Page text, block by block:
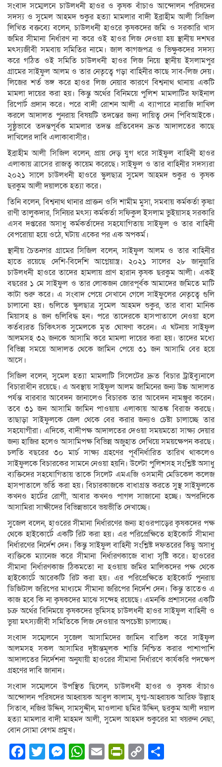
সংবাদ সম্মেলনে চাউলধনী হাওর ও কৃষক বাঁচাও আন্দোলন পরিষদের
সদস্য ও সুমেল আহমদ শুকুর হত্যা মামলার বাদী ইব্রাহীম আলী সিজিল
লিখিত বক্তব্যে বলেন, চাউলধনী হাওরে কৃষকদের জমি ও সরকারি খাস
জমির সীমানা নির্ধারণ না করে ওই হাওর লিজ দেওয়া হয় স্থানীয় দশঘর
মৎস্যজীবী সমবায় সমিতির নামে। জাল কাগজপত্র ও ভিক্ষুকদের সদস্য
করে গঠিত ওই সমিতি চাউলধনী হাওর লিজ নিয়ে স্থানীয় ইসলামপুর
গ্রামের সাইফুল আলম ও তার নেতৃত্বে গড়া বাহিনীর কাছে সাব-লিজ দেয়।
লিজের শর্ত ভঙ্গ করে হাওর লিজ নেয়ার কারণে বিশ্বনাথ থানায় একটি
মামলা দায়ের করা হয়। কিন্তু অর্থের বিনিময়ে পুলিশ মামলাটির ফাইনাল
রিপোর্ট প্রদান করে। পরে বাদী রোশন আলী এ ব্যাপারে নারাজি দাখিল
করলে আদালত পুনরায় বিষয়টি তদন্তের জন্য দায়িত্ব দেন পিবিআইকে।
সুষ্ঠুভাবে তদন্তপূর্বক মামলার তদন্ত প্রতিবেদন দ্রুত আদালতের কাছে
দাখিলের দাবি এলাকাবাসীর।
ইব্রাহীম আলী সিজিল বলেন, প্রায় দেড় যুগ ধরে সাইফুল বাহিনী হাওর
এলাকায় ত্রাসের রাজত্ব কায়েম করেছে। সাইফুল ও তার বাহিনীর সদস্যরা
২০২১ সালে চাউলধনী হাওরে স্কুলছাত্র সুমেল আহমদ শুকুর ও কৃষক
ছরকুম আলী দয়ালকে হত্যা করে।
তিনি বলেন, বিশ্বনাথ থানার প্রাক্তন ওসি শামীম মুসা, সমবায় কর্মকর্তা কৃষ্ণা
রাণী তালুকদার, সিনিয়র মৎস্য কর্মকর্তা সফিকুল ইসলাম ভুইয়াসহ সরকারি
এসব দপ্তরের অসাধু কর্মকর্তাদের সহযোগিতায় সাইফুল ও তার বাহিনী
বেপরোয়া হয়ে ওঠে, ঘটায় একের পর এক অপকর্ম।
স্থানীয় চৈতনগর গ্রামের সিজিল বলেন, সাইফুল আলম ও তার বাহিনীর
হাতে রয়েছে দেশি-বিদেশি আগ্নেয়াস্ত্র। ২০২১ সালের ২৮ জানুয়ারি
চাউলধনী হাওরে তাদের হামলায় প্রাণ হারান কৃষক ছরকুম আলী। একই
বছরের ১ মে সাইফুল ও তার লোকজন জোরপূর্বক আমাদের জমিতে মাটি
কাটা শুরু করে। এ সংবাদ পেয়ে সেখানে গেলে সাইফুলের নেতৃত্বে গুলি
চালানো হয়। গুলিতে স্কুলছাত্র সুমেল আহমদ শুকুর, তার বাবা মানিক
মিয়াসহ ৪ জন গুলিবিদ্ধ হন। পরে তাদেরকে হাসপাতালে নেওয়া হলে
কর্তব্যরত চিকিৎসক সুমেলকে মৃত ঘোষণা করেন। এ ঘটনায় সাইফুল
আলমসহ ৩২ জনকে আসামি করে মামলা দায়ের করা হয়। তাদের মধ্যে
বিভিন্ন সময়ে আদালত থেকে জামিন পেয়ে ৩১ জন আসামি বের হয়ে
আসে।
সিজিল বলেন, সুমেল হত্যা মামলাটি সিলেটের দ্রুত বিচার ট্রাইব্যুনালে
বিচারাধীন রয়েছে। এ অবস্থায় সাইফুল আলম জামিনের জন্য উচ্চ আদালত
পর্যন্ত বারবার আবেদন জানালেও বিচারক তার আবেদন নামঞ্জুর করেন।
তবে ৩১ জন আসামি জামিন পাওয়ায় এলাকায় আতঙ্ক বিরাজ করছে।
তাছাড়া সাইফুলকে জেল থেকে বের করার জন্যও চেষ্টা চালাচ্ছে তার
সহযোগীরা। এদিকে, বাদীপক্ষ আদালতের দেওয়া সময়মতো সাক্ষ্য দেয়ার
জন্য হাজির হলেও আসামিপক্ষ বিভিন্ন অজুহাত দেখিয়ে সময়ক্ষেপন করছে।
চলতি বছরের ৩০ মার্চ সাক্ষ্য গ্রহণের পূর্বনির্ধারিত তারিখ থাকলেও
সাইফুলকে বিচারকের সামনে নেওয়া হয়নি। উল্টো পুলিশসহ সংশ্লিষ্ট অসাধু
ব্যক্তিদের সহযোগিতায় তাকে সিলেট এমএজি ওসমানী মেডিকেল কলেজ
হাসপাতালে ভর্তি করা হয়। বিচারকাজকে বাধাগ্রস্ত করতে সুস্থ সাইফুলকে
কখনও হার্টের রোগী, আবার কখনও পাগল সাজানো হচ্ছে। অপরদিকে
আসামিরা সাক্ষীদের বিভিন্নভাবে ভয়ভীতি দেখাচ্ছে।
সুজেল বলেন, হাওরের সীমানা নির্ধারণের জন্য হাওরপাড়ের কৃষকদের পক্ষ
থেকে হাইকোর্টে একটি রিট করা হয়। এর পরিপ্রেক্ষিতে হাইকোর্ট সীমানা
নির্ধারণের নির্দেশ দেন। কিন্তু সাইফুল বাহিনী সংশ্লিষ্ট দফতরের কিছু অসাধু
ব্যক্তিকে ম্যানেজ করে সীমানা নির্ধারণকাজে বাধা সৃষ্টি করে। হাওরের
সীমানা নির্ধারণকাজ ঠিকমতো না হওয়ায় জমির মালিকদের পক্ষ থেকে
হাইকোর্টে আরেকটি রিট করা হয়। এর পরিপ্রেক্ষিতে হাইকোর্ট পুনরায়
ডিজিটাল জরিপের মাধ্যমে সীমানা জরিপের নির্দেশ দেন। কিন্তু তাতেও এ
কাজ হবে কি না কৃষকদের মাঝে সন্দেহ রয়েছে। এমনকি প্রশাসনের একটি
চক্র অর্থের বিনিময়ে কৃষকদের ভূমিসহ চাউলধনী হাওর সাইফুল বাহিনী ও
ভুয়া মৎস্যজীবী সমিতিকে লিজ দেওয়ার অপচেষ্টা চালাচ্ছে।
সংবাদ সম্মেলনে সুজেল আসামিদের জামিন বাতিল করে সাইফুল
আলমসহ সকল আসামির দৃষ্টান্তমূলক শাস্তি নিশ্চিত করার পাশাপাশি
আদালতের নির্দেশনা অনুযায়ী হাওরের সীমানা নির্ধারণে কার্যকরি পদক্ষেপ
গ্রহণের দাবি জানান।
সংবাদ সম্মেলনে উপস্থিত ছিলেন, চাউলধনী হাওর ও কৃষক বাঁচাও
আন্দোলন পরিষদের আহ্বায়ক আবুল কালাম, যুগ্ম-আহ্বায়ক আরিফ উল্লাহ
সিতাব, নজির উদ্দিন, সামসুদ্দীন, মাওলানা ছমির উদ্দিন, ছরকুম আলী দয়াল
হত্যা মামলার বাদী মাহমদ আলী, সুমেল আহমদ শুকুরের মা খয়রুন নেছা,
বোন সোমা বেগম প্রমুখ।
Facebook
Twitter
Messenger
WhatsApp
EmailPrintFriendly
Copy